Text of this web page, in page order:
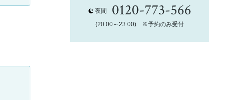
夜間 0120-773-566
(20:00～23:00) ※予約のみ受付